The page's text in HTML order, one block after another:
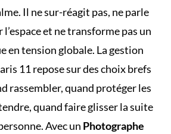
Il ne sur-réagit pas, ne parle
l’espace et ne transforme pas un
en tension globale. La gestion
11 repose sur des choix brefs
rassembler, quand protéger les
quand faire glisser la suite
Avec un Photographe